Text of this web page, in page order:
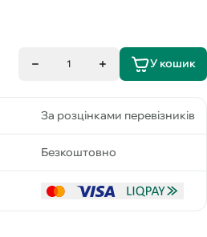
1 У кошик
За розцінками перевізників
Безкоштовно